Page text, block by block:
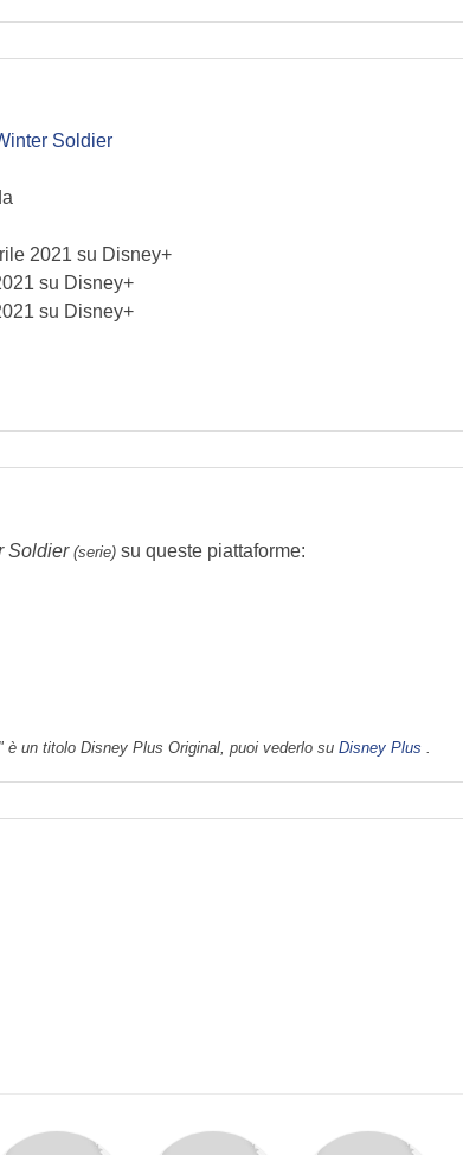
Soldier
2021 su Disney+
su Disney+
su Disney+
Soldier(serie) su queste piattaforme:
" è un titolo Disney Plus Original, puoi vederlo su Disney Plus